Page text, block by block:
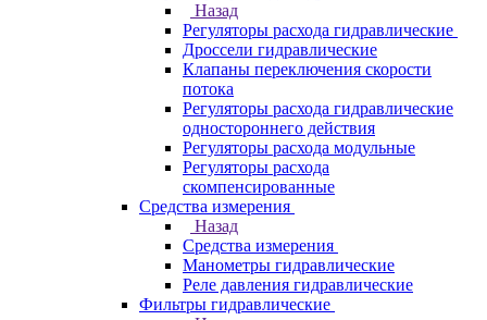
Назад
Регуляторы расхода гидравлические
Дроссели гидравлические
Клапаны переключения скорости
потока
Регуляторы расхода гидравлические
одностороннего действия
Регуляторы расхода модульные
Регуляторы расхода
скомпенсированные
Средства измерения
Назад
Средства измерения
Манометры гидравлические
Реле давления гидравлические
Фильтры гидравлические